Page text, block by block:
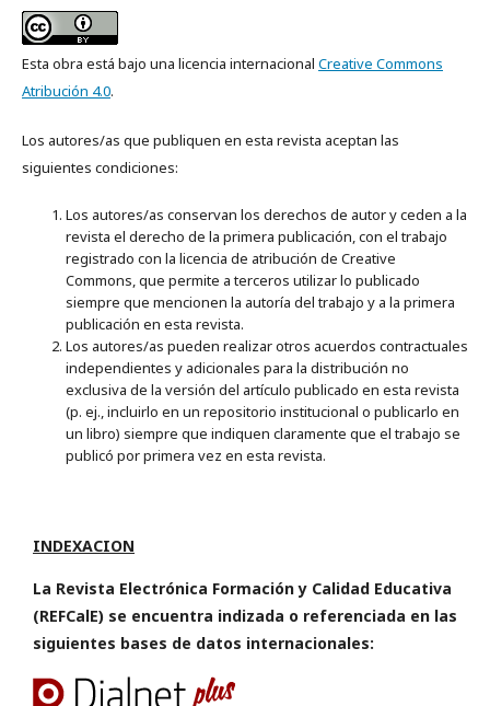
Esta obra está bajo una licencia internacional Creative Commons
Atribución 4.0.
Los autores/as que publiquen en esta revista aceptan las
siguientes condiciones:
Los autores/as conservan los derechos de autor y ceden a la
revista el derecho de la primera publicación, con el trabajo
registrado con la licencia de atribución de Creative
Commons, que permite a terceros utilizar lo publicado
siempre que mencionen la autoría del trabajo y a la primera
publicación en esta revista.
Los autores/as pueden realizar otros acuerdos contractuales
independientes y adicionales para la distribución no
exclusiva de la versión del artículo publicado en esta revista
(p. ej., incluirlo en un repositorio institucional o publicarlo en
un libro) siempre que indiquen claramente que el trabajo se
publicó por primera vez en esta revista.
INDEXACION
La Revista Electrónica Formación y Calidad Educativa
(REFCalE) se encuentra indizada o referenciada en las
siguientes bases de datos internacionales: